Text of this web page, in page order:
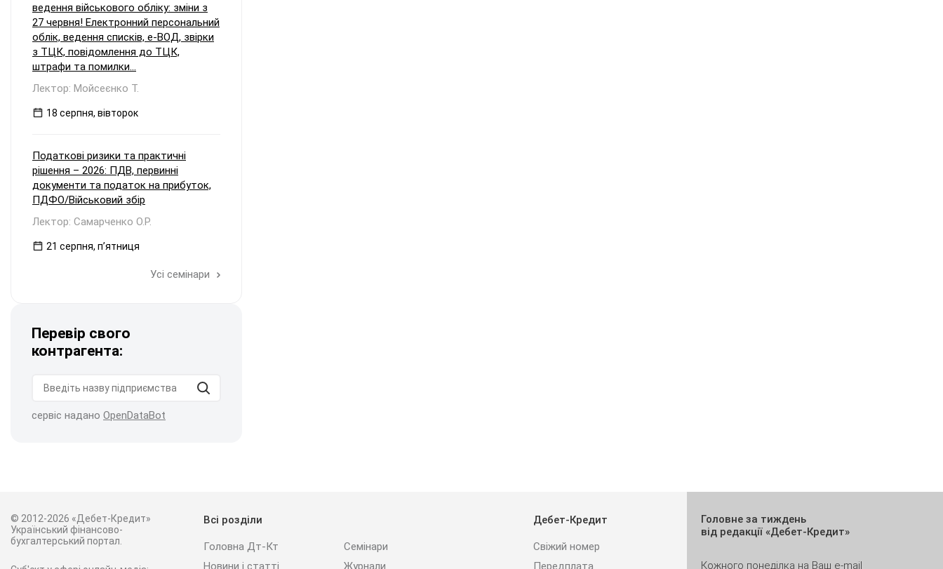
ведення військового обліку: зміни з
27 червня! Електронний персональний
облік, ведення списків, е-ВОД, звірки
з ТЦК, повідомлення до ТЦК,
штрафи та помилки...
Лектор: Мойсеєнко Т.
18 серпня, вівторок
Податкові ризики та практичні
рішення – 2026: ПДВ, первинні
документи та податок на прибуток,
ПДФО/Військовий збір
Лектор: Самарченко О.Р.
21 серпня, пʼятниця
Усі семінари
Перевір свого
контрагента:
сервіс надано OpenDataBot
© 2012-2026 «Дебет-Кредит»
Український фінансово-
бухгалтерський портал.
Всі розділи
Головна Дт-Кт
Новини і статті
Семінари
Журнали
Дебет-Кредит
Свіжий номер
Передплата
Головне за тиждень
від редакції «Дебет-Кредит»
Кожного понеділка на Ваш e-mail